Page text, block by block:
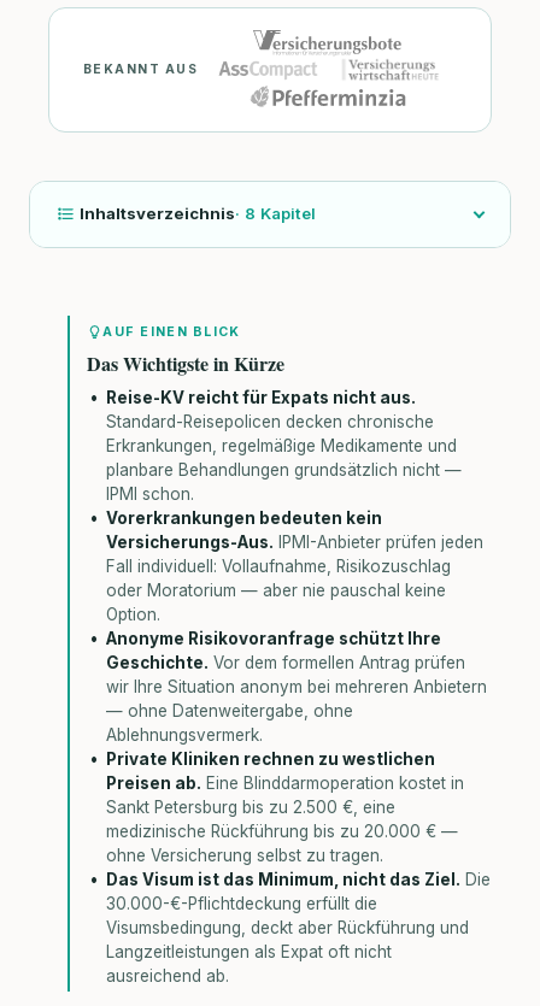
BEKANNT AUS
Inhaltsverzeichnis· 8 Kapitel
AUF EINEN BLICK
Das Wichtigste in Kürze
Reise-KV reicht für Expats nicht aus.
Standard-Reisepolicen decken chronische
Erkrankungen, regelmäßige Medikamente und
planbare Behandlungen grundsätzlich nicht —
IPMI schon.
Vorerkrankungen bedeuten kein
Versicherungs-Aus.
IPMI-Anbieter prüfen jeden
Fall individuell: Vollaufnahme, Risikozuschlag
oder Moratorium — aber nie pauschal keine
Option.
Anonyme Risikovoranfrage schützt Ihre
Geschichte. Vor dem formellen Antrag prüfen
wir Ihre Situation anonym bei mehreren Anbietern
— ohne Datenweitergabe, ohne
Ablehnungsvermerk.
Private Kliniken rechnen zu westlichen
Preisen ab. Eine Blinddarmoperation kostet in
Sankt Petersburg bis zu 2.500 €, eine
medizinische Rückführung bis zu 20.000 € —
ohne Versicherung selbst zu tragen.
Das Visum ist das Minimum, nicht das Ziel. Die
30.000-€-Pflichtdeckung erfüllt die
Visumsbedingung, deckt aber Rückführung und
Langzeitleistungen als Expat oft nicht
ausreichend ab.